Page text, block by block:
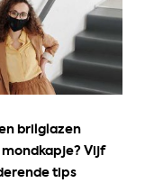
brilglazen
Vijf
tips